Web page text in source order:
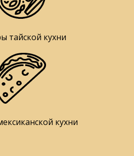
тайской кухни
кухни